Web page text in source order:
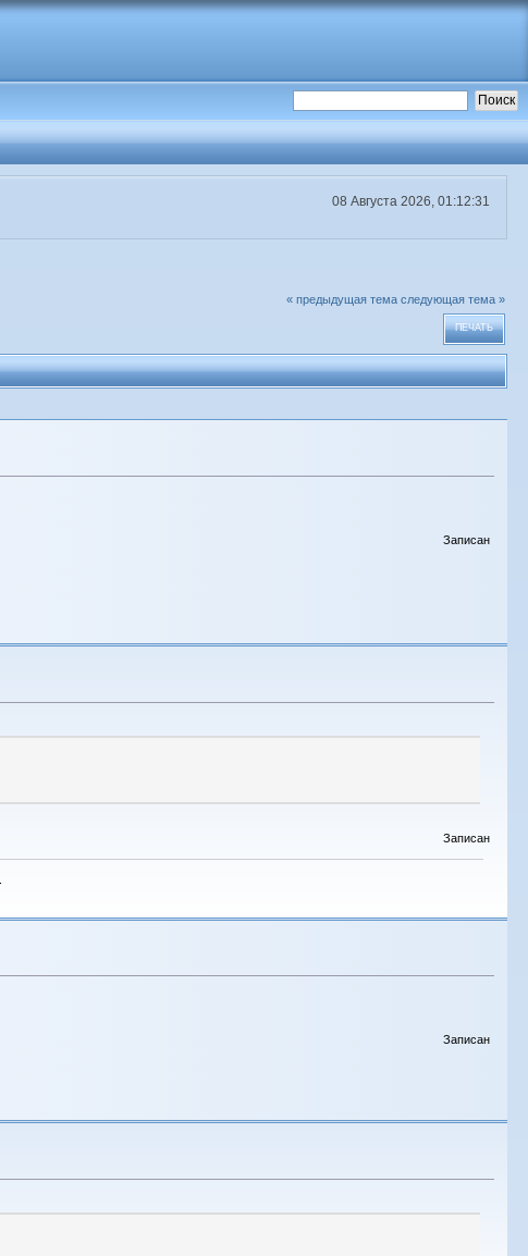
08 Августа 2026, 01:12:31
« предыдущая тема следующая тема »
ПЕЧАТЬ
Записан
Записан
Записан